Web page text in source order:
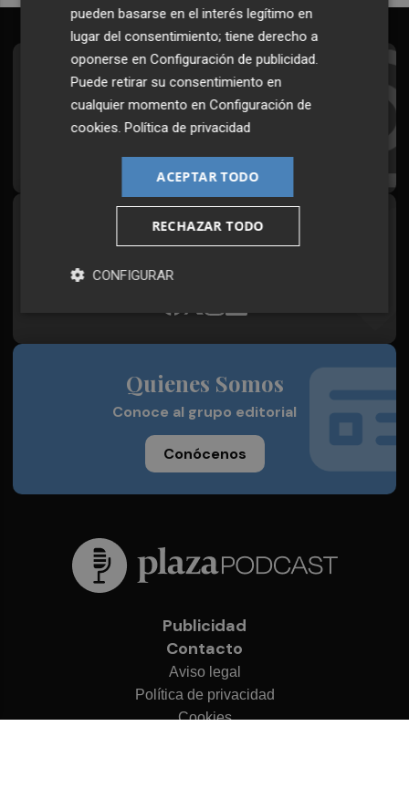
Suscríbete al Boletín
Todos los días a primera hora en tu email
¡Quiero suscribirme!
Síguenos en redes
Quienes Somos
Conoce al grupo editorial
Conócenos
Publicidad
Contacto
Aviso legal
Política de privacidad
Cookies
pueden basarse en el interés legítimo en
lugar del consentimiento; tiene derecho a
oponerse enConfiguración de publicidad
Puede retirar su consentimiento en
cualquier momento enConfiguración de
cookies .Política de privacidad
ACEPTAR TODO
RECHAZAR TODO
CONFIGURAR